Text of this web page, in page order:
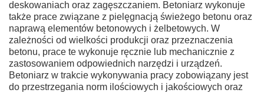
deskowaniach oraz zagęszczaniem. Betoniarz wykonuje
także prace związane z pielęgnacją świeżego betonu oraz
naprawą elementów betonowych i żelbetowych. W
zależności od wielkości produkcji oraz przeznaczenia
betonu, prace te wykonuje ręcznie lub mechanicznie z
zastosowaniem odpowiednich narzędzi i urządzeń.
Betoniarz w trakcie wykonywania pracy zobowiązany jest
do przestrzegania norm ilościowych i jakościowych oraz